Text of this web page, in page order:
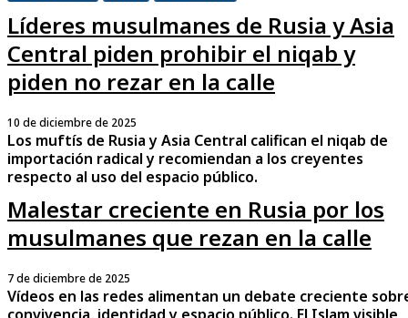
Líderes musulmanes de Rusia y Asia
Central piden prohibir el niqab y
piden no rezar en la calle
10 de diciembre de 2025
Los muftís de Rusia y Asia Central califican el niqab de
importación radical y recomiendan a los creyentes
respecto al uso del espacio público.
Malestar creciente en Rusia por los
musulmanes que rezan en la calle
7 de diciembre de 2025
Vídeos en las redes alimentan un debate creciente